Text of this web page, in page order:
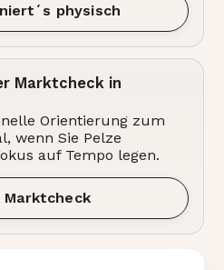
physisch
Marktcheck in
Orientierung zum
wenn Sie Pelze
auf Tempo legen.